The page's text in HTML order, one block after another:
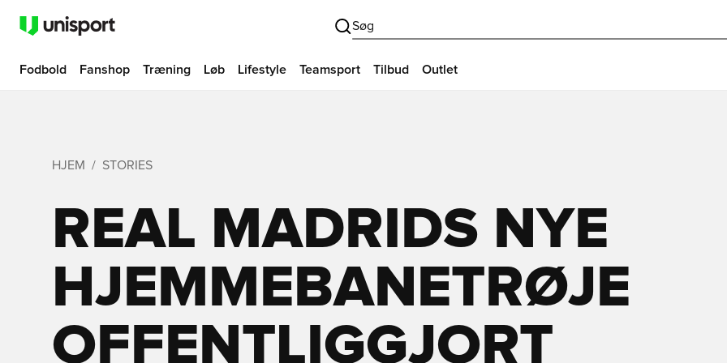
Søg
Fodbold Fanshop Træning Løb Lifestyle Teamsport Tilbud Outlet
HJEM STORIES
REAL MADRIDS NYE
HJEMMEBANETRØJE
OFFENTLIGGJORT